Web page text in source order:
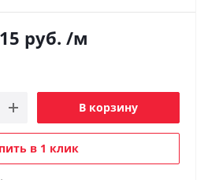
руб. /м
В корзину
в 1 клик